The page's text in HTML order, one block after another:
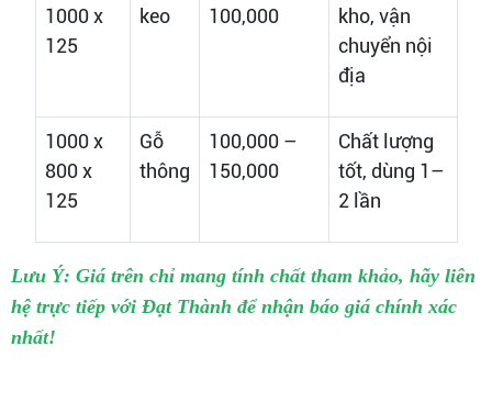
1000 x
125
keo
100,000
kho, vận
chuyển nội
địa
1000 x
800 x
125
Gỗ
thông
100,000 –
150,000
Chất lượng
tốt, dùng 1–
2 lần
Lưu Ý: Giá trên chỉ mang tính chất tham khảo, hãy liên
hệ trực tiếp với Đạt Thành để nhận báo giá chính xác
nhất!